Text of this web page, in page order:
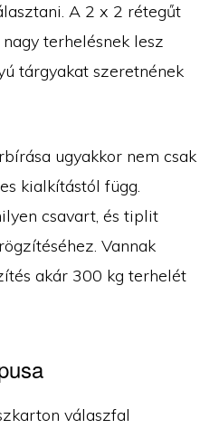
A 2 x 2 rétegűt
terhelésnek lesz
tárgyakat szeretnének
ugyakkor nem csak
kialkítástól függ.
csavart, és tiplit
Vannak
akár 300 kg terhelét
válaszfal